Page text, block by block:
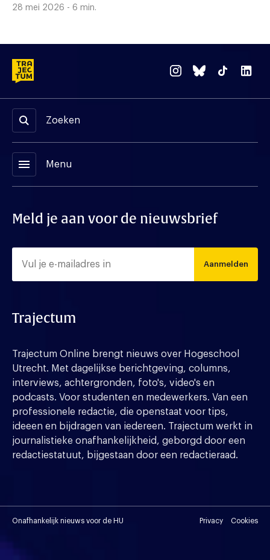
28 mei 2026 - 6 min.
Zoeken
menu Menu
Meld je aan voor de nieuwsbrief
Aanmelden
Trajectum
Trajectum Online brengt nieuws over Hogeschool
Utrecht. Met dagelijkse berichtgeving, columns,
interviews, achtergronden, foto's, video's en
podcasts. Voor studenten en medewerkers. Van een
professionele redactie, die openstaat voor tips,
ideeen en bijdragen van iedereen. Trajectum werkt in
journalistieke onafhankelijkheid, geborgd door een
redactiestatuut, bijgestaan door een redactieraad.
Onafhankelijk nieuws voor de HU Privacy Cookies